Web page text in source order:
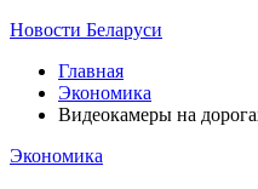
Новости Беларуси
Главная
Экономика
Видеокамеры на
Экономика